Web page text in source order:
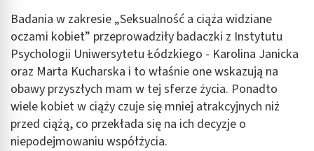
Badania w zakresie „Seksualność a ciąża widziane
oczami kobiet” przeprowadziły badaczki z Instytutu
Psychologii Uniwersytetu Łódzkiego - Karolina Janicka
oraz Marta Kucharska i to właśnie one wskazują na
obawy przyszłych mam w tej sferze życia. Ponadto
wiele kobiet w ciąży czuje się mniej atrakcyjnych niż
przed ciążą, co przekłada się na ich decyzje o
niepodejmowaniu współżycia.